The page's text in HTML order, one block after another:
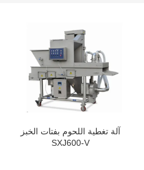
آلة تغطية اللحوم بفتات الخبز
SXJ600-V